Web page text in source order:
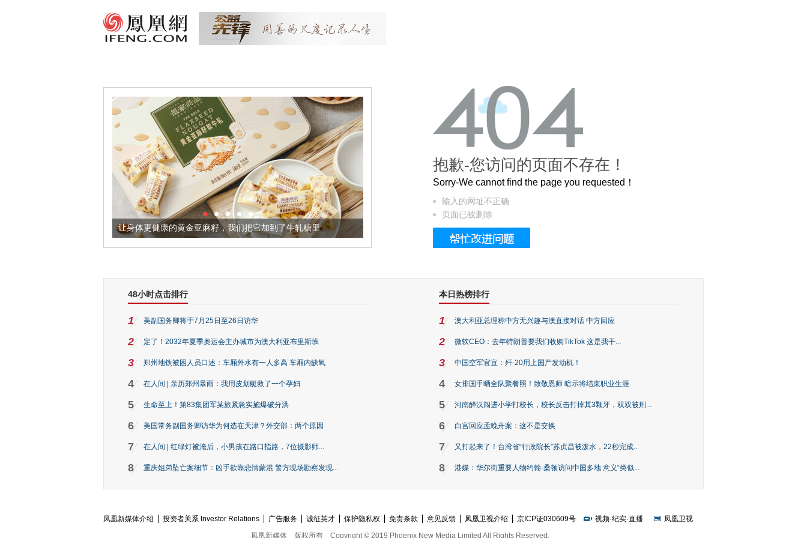
让身体更健康的黄金亚麻籽，我们把它加到了牛轧糖里 被列入佛家七宝的它到底有多美？
抱歉-您访问的页面不存在！
Sorry-We cannot find the page you requested！
输入的网址不正确
页面已被删除
48小时点击排行
1 美副国务卿将于7月25日至26日访华
2 定了！2032年夏季奥运会主办城市为澳大利亚布里斯班
3 郑州地铁被困人员口述：车厢外水有一人多高 车厢内缺氧
4 在人间 | 亲历郑州暴雨：我用皮划艇救了一个孕妇
5 生命至上！第83集团军某旅紧急实施爆破分洪
6 美国常务副国务卿访华为何选在天津？外交部：两个原因
7 在人间 | 红绿灯被淹后，小男孩在路口指路，7位摄影师...
8 重庆姐弟坠亡案细节：凶手欲靠悲情蒙混 警方现场勘察发现...
本日热榜排行
1 澳大利亚总理称中方无兴趣与澳直接对话 中方回应
2 微软CEO：去年特朗普要我们收购TikTok 这是我干...
3 中国空军官宣：歼-20用上国产发动机！
4 女排国手晒全队聚餐照！致敬恩师 暗示将结束职业生涯
5 河南醉汉闯进小学打校长，校长反击打掉其3颗牙，双双被刑...
6 白宫回应孟晚舟案：这不是交换
7 又打起来了！台湾省“行政院长”苏贞昌被泼水，22秒完成...
8 港媒：华尔街重要人物约翰·桑顿访问中国多地 意义“类似...
凤凰新媒体介绍 投资者关系 Investor Relations 广告服务 诚征英才 保护隐私权 免责条款 意见反馈 凤凰卫视介绍 京ICP证030609号 视频·纪实·直播
凤凰卫视
凤凰新媒体
版权所有 Copyright © 2019 Phoenix New Media Limited All Rights Reserved.